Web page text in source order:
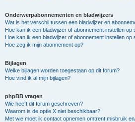
Onderwerpabonnementen en bladwijzers
Wat is het verschil tussen een bladwijzer en
Hoe kan ik een bladwijzer of abonnement instellen
Hoe kan ik een bladwijzer of abonnement instellen op
Hoe zeg ik mijn abonnement op?
Bijlagen
Welke bijlagen worden toegestaan op dit forum?
Hoe vind ik al mijn bijlagen?
phpBB vragen
Wie heeft dit forum geschreven?
Waarom is de optie X niet beschikbaar?
Met wie moet ik contact opnemen omtrent misbruik